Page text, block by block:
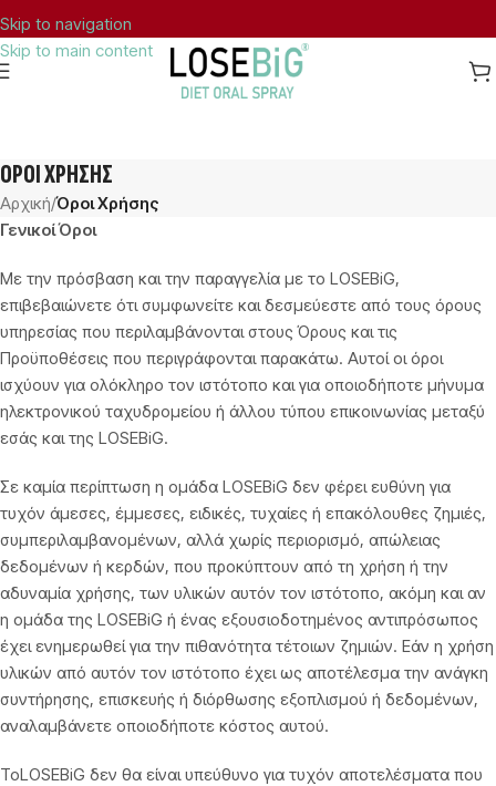
Skip to navigation
Skip to main content
Συμπλήρωμα Διατροφής Γνωστοποιημένο στον
ΌΡΟΙ ΧΡΉΣΗΣ
Αρχική/Όροι Χρήσης
Γενικοί Όροι
Με την πρόσβαση και την παραγγελία με το LOSEBiG,
επιβεβαιώνετε ότι συμφωνείτε και δεσμεύεστε από τους όρους
υπηρεσίας που περιλαμβάνονται στους Όρους και τις
Προϋποθέσεις που περιγράφονται παρακάτω. Αυτοί οι όροι
ισχύουν για ολόκληρο τον ιστότοπο και για οποιοδήποτε μήνυμα
ηλεκτρονικού ταχυδρομείου ή άλλου τύπου επικοινωνίας μεταξύ
εσάς και της LOSEBiG.
Σε καμία περίπτωση η ομάδα LOSEBiG δεν φέρει ευθύνη για
τυχόν άμεσες, έμμεσες, ειδικές, τυχαίες ή επακόλουθες ζημιές,
συμπεριλαμβανομένων, αλλά χωρίς περιορισμό, απώλειας
δεδομένων ή κερδών, που προκύπτουν από τη χρήση ή την
αδυναμία χρήσης, των υλικών αυτόν τον ιστότοπο, ακόμη και αν
η ομάδα της LOSEBiG ή ένας εξουσιοδοτημένος αντιπρόσωπος
έχει ενημερωθεί για την πιθανότητα τέτοιων ζημιών. Εάν η χρήση
υλικών από αυτόν τον ιστότοπο έχει ως αποτέλεσμα την ανάγκη
συντήρησης, επισκευής ή διόρθωσης εξοπλισμού ή δεδομένων,
αναλαμβάνετε οποιοδήποτε κόστος αυτού.
ΤοLOSEBiG δεν θα είναι υπεύθυνο για τυχόν αποτελέσματα που